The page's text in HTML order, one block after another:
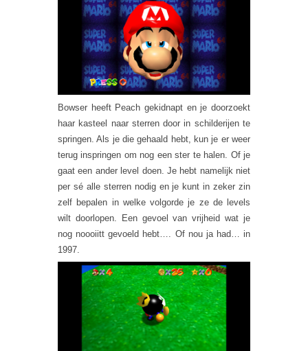
Bowser heeft Peach gekidnapt en je doorzoekt
haar kasteel naar sterren door in schilderijen te
springen. Als je die gehaald hebt, kun je er weer
terug inspringen om nog een ster te halen. Of je
gaat een ander level doen. Je hebt namelijk niet
per sé alle sterren nodig en je kunt in zeker zin
zelf bepalen in welke volgorde je ze de levels
wilt doorlopen. Een gevoel van vrijheid wat je
nog noooiitt gevoeld hebt…. Of nou ja had… in
1997.